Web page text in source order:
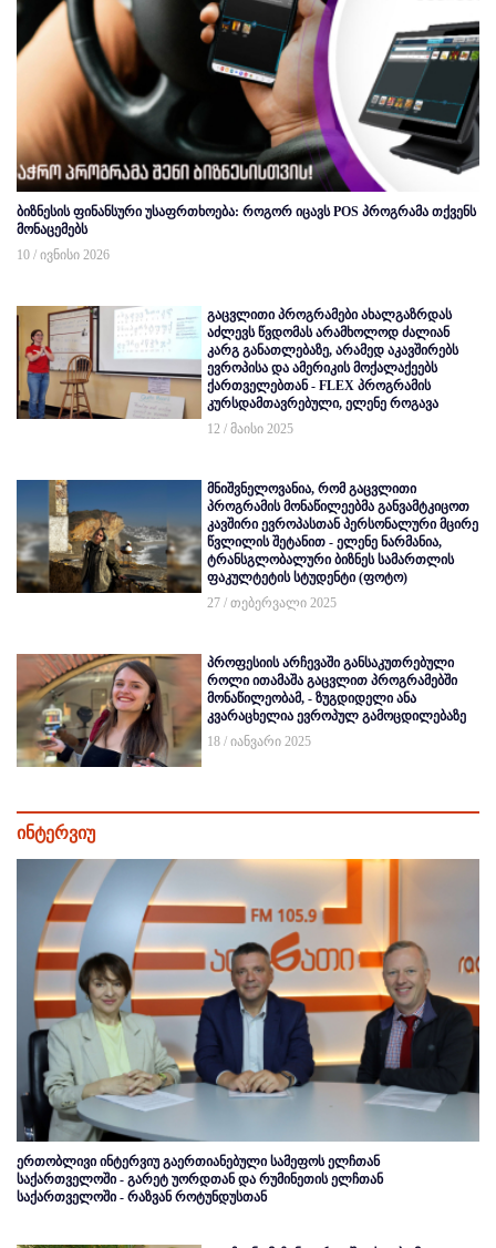
ბიზნესის ფინანსური უსაფრთხოება: როგორ იცავს POS პროგრამა თქვენს
მონაცემებს
10 / ივნისი 2026
გაცვლითი პროგრამები ახალგაზრდას
აძლევს წვდომას არამხოლოდ ძალიან
კარგ განათლებაზე, არამედ აკავშირებს
ევროპისა და ამერიკის მოქალაქეებს
ქართველებთან - FLEX პროგრამის
კურსდამთავრებული, ელენე როგავა
12 / მაისი 2025
მნიშვნელოვანია, რომ გაცვლითი
პროგრამის მონაწილეებმა განვამტკიცოთ
კავშირი ევროპასთან პერსონალური მცირე
წვლილის შეტანით - ელენე ნარმანია,
ტრანსგლობალური ბიზნეს სამართლის
ფაკულტეტის სტუდენტი (ფოტო)
27 / თებერვალი 2025
პროფესიის არჩევაში განსაკუთრებული
როლი ითამაშა გაცვლით პროგრამებში
მონაწილეობამ, - ზუგდიდელი ანა
კვარაცხელია ევროპულ გამოცდილებაზე
18 / იანვარი 2025
ინტერვიუ
ერთობლივი ინტერვიუ გაერთიანებული სამეფოს ელჩთან
საქართველოში - გარეტ უორდთან და რუმინეთის ელჩთან
საქართველოში - რაზვან როტუნდუსთან